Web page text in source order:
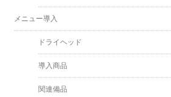
メニュー導入
ドライヘッド
導入商品
関連備品